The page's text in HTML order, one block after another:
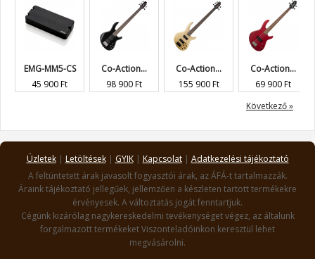
EMG-MM5-CS
45 900 Ft
Co-Action...
98 900 Ft
Co-Action...
155 900 Ft
Co-Action...
69 900 Ft
Következő »
Üzletek| Letöltések| GYIK| Kapcsolat| Adatkezelési tájékoztató
A feltüntetett árak javasolt fogyasztói árak, az ÁFÁ-t tartalmazzák.
Áraink tájékoztató jellegűek, jellemzően a készleten tartott termékekre
érvényesek. A változtatás jogát fenntartjuk.
Cégünk kizárólag nagykereskedelmi tevékenységet végez, az általunk
forgalmazott termékeket Viszonteladóinkon keresztül lehet
megvásárolni.